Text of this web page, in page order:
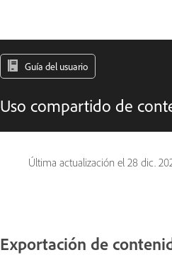
Guía del usuario
Uso compartido de
Última actualización el 28 dic.
Exportación de